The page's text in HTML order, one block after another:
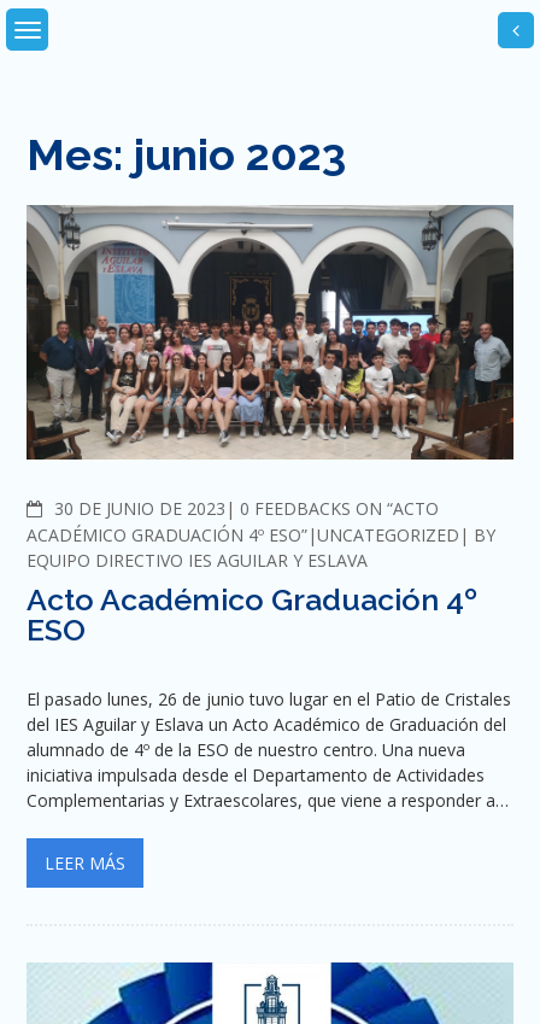
Skip
to
Mes: junio 2023
30 DE JUNIO DE 2023 COMMENTS
0 FEEDBACKS ON “ACTO
ACADÉMICO GRADUACIÓN 4º ESO” UNCATEGORIZED
BY
EQUIPO DIRECTIVO IES AGUILAR Y ESLAVA
Acto Académico Graduación 4º
ESO
El pasado lunes, 26 de junio tuvo lugar en el Patio de Cristales
del IES Aguilar y Eslava un Acto Académico de Graduación del
alumnado de 4º de la ESO de nuestro centro. Una nueva
iniciativa impulsada desde el Departamento de Actividades
Complementarias y Extraescolares, que viene a responder a…
LEER MÁS